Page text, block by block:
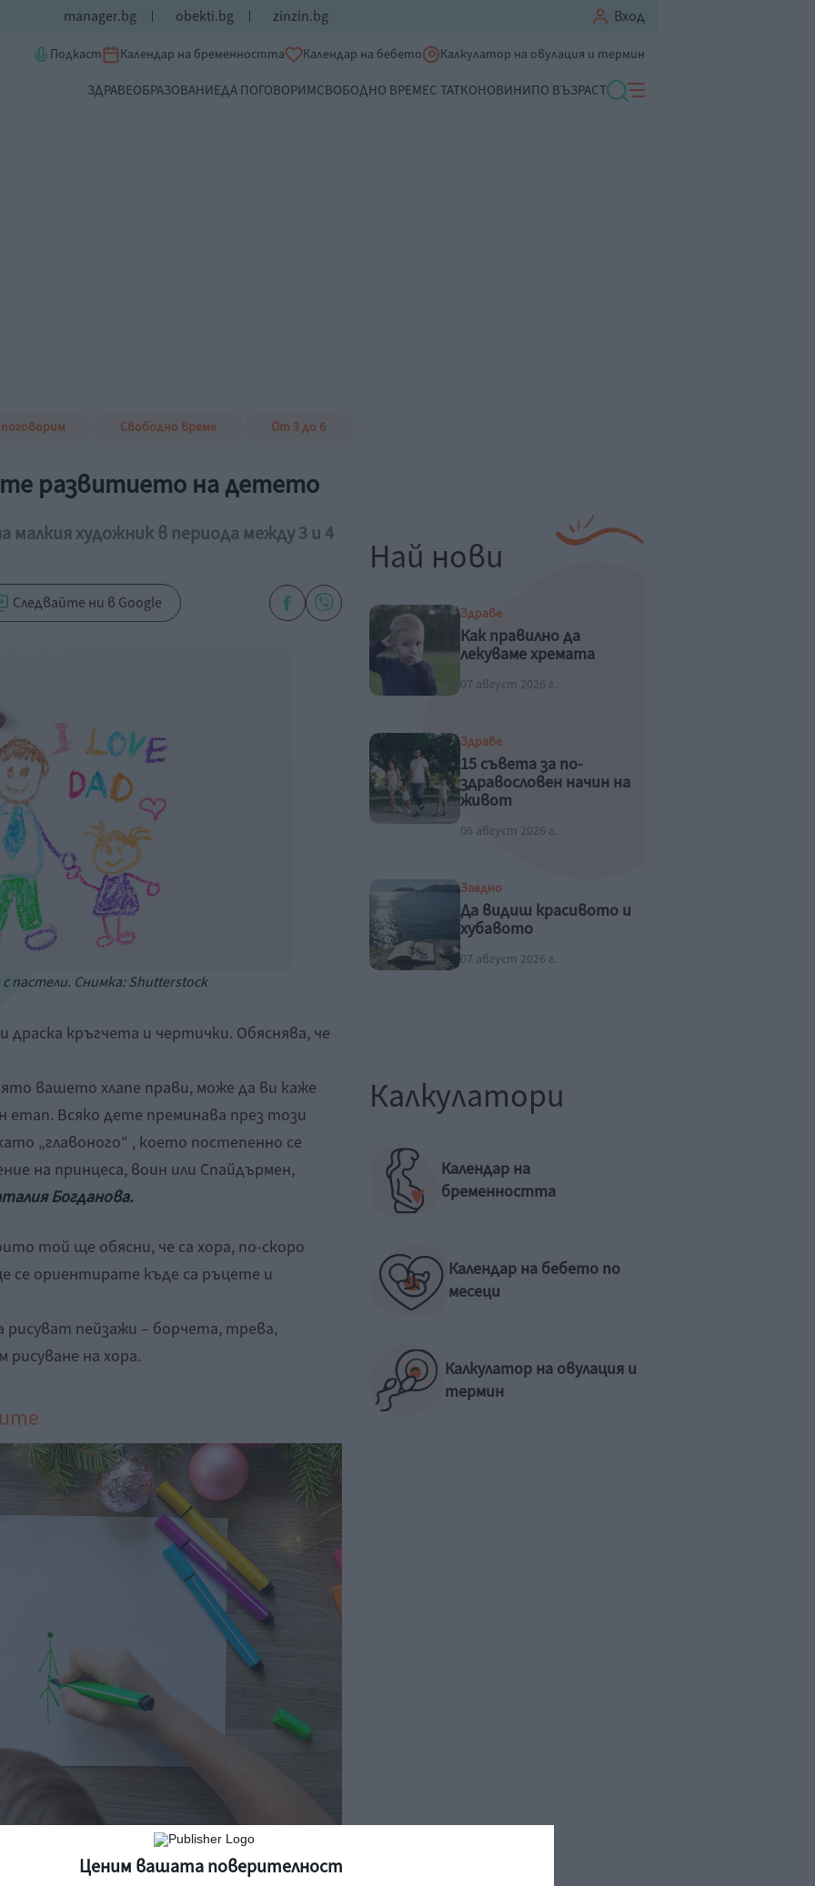
Ценим вашата поверителност
manager.bg obekti.bg zinzin.bg Вход
Подкаст Календар на бременността Календар на бебето Калкулатор на овулация и термин
ЗДРАВЕОБРАЗОВАНИЕДА ПОГОВОРИМСВОБОДНО ВРЕМЕС ТАТКОНОВИНИПО ВЪЗРАСТ
Свободно време От 3 до 6
развитието на детето
малкия художник в периода между 3 и 4
Следвайте ни в Google
пастели. Снимка: Shutterstock
кръгчета и чертички. Обяснява, че
вашето хлапе прави, може да ви каже
етап. Всяко дете преминава през този
„главоного“ , което постепенно се
на принцеса, воин или Спайдърмен,
Богданова.
той ще обясни, че са хора, по-скоро
се ориентирате къде са ръцете и
пейзажи – борчета, трева,
на хора.
на елха. Снимка: Shutterstock
Най нови
Здраве
Как правилно да
лекуваме хремата
07 август 2026 г.
Здраве
15 съвета за по-
здравословен начин на
живот
06 август 2026 г.
Заедно
Да видиш красивото и
хубавото
07 август 2026 г.
Калкулатори
Календар на
бременността
Календар на бебето по
месеци
Калкулатор на овулация и
термин